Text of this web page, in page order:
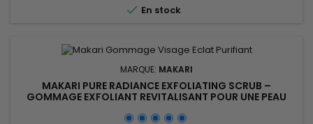
à...
 En stock
MARQUE: MAKARI
MAKARI PURE RADIANCE EXFOLIATING SCRUB –
GOMMAGE EXFOLIANT REVITALISANT POUR UNE PEAU